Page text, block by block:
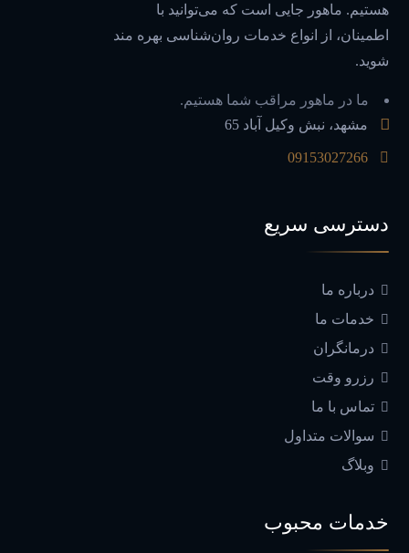
هستیم. ماهور جایی است که می‌توانید با
اطمینان، از انواع خدمات روان‌شناسی بهره مند
شوید.
ما در ماهور مراقب شما هستیم.
مشهد، نبش وکیل آباد 65
09153027266
دسترسی سریع
درباره ما
خدمات ما
درمانگران
رزرو وقت
تماس با ما
سوالات متداول
وبلاگ
خدمات محبوب